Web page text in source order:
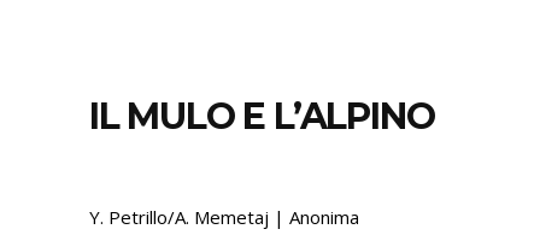
IL MULO E L’ALPINO
Y. Petrillo/A. Memetaj | Anonima